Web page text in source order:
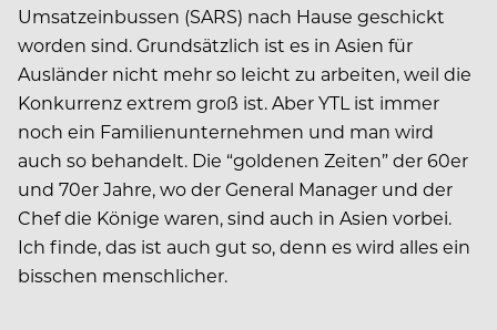
Umsatzeinbussen (SARS) nach Hause geschickt
worden sind. Grundsätzlich ist es in Asien für
Ausländer nicht mehr so leicht zu arbeiten, weil die
Konkurrenz extrem groß ist. Aber YTL ist immer
noch ein Familienunternehmen und man wird
auch so behandelt. Die “goldenen Zeiten” der 60er
und 70er Jahre, wo der General Manager und der
Chef die Könige waren, sind auch in Asien vorbei.
Ich finde, das ist auch gut so, denn es wird alles ein
bisschen menschlicher.